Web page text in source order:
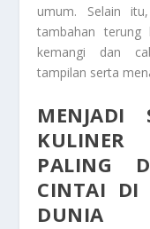
umum. Selain
tambahan terung
kemangi dan
tampilan serta
MENJADI
PALING
CINTAI DI
DUNIA